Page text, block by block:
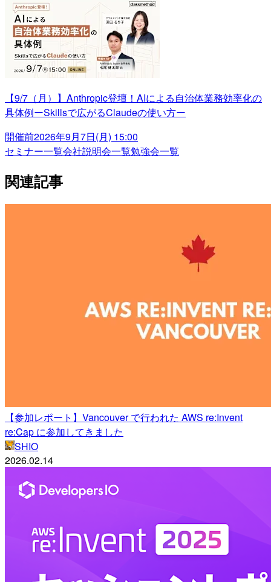
【9/7（月）】Anthropic登壇！AIによる自治体業務効率化の
具体例ーSkillsで広がるClaudeの使い方ー
開催前2026年9月7日(月) 15:00
セミナー一覧会社説明会一覧勉強会一覧
関連記事
【参加レポート】Vancouver で行われた AWS re:Invent
re:Cap に参加してきました
SHIO
2026.02.14